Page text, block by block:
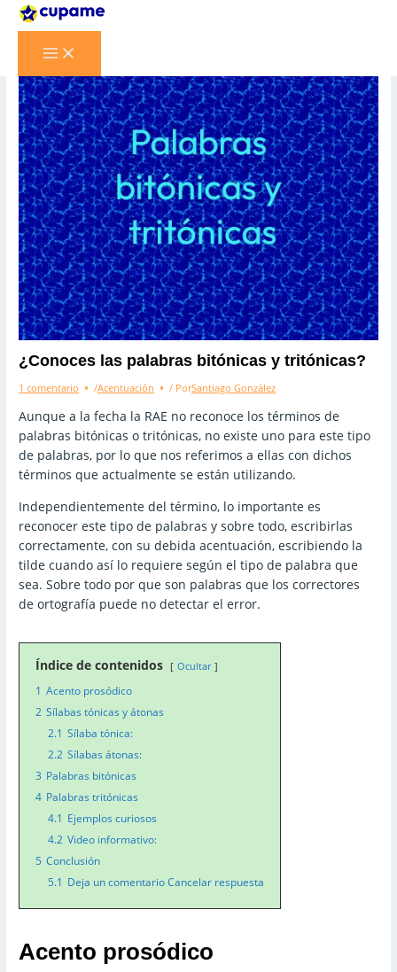
contenido
Main
Menu
¿Conoces las palabras bitónicas y tritónicas?
1 comentario /Acentuación / PorSantiago González
Aunque a la fecha la RAE no reconoce los términos de
palabras bitónicas o tritónicas, no existe uno para este tipo
de palabras, por lo que nos referimos a ellas con dichos
términos que actualmente se están utilizando.
Independientemente del término, lo importante es
reconocer este tipo de palabras y sobre todo, escribirlas
correctamente, con su debida acentuación, escribiendo la
tilde cuando así lo requiere según el tipo de palabra que
sea. Sobre todo por que son palabras que los correctores
de ortografía puede no detectar el error.
Índice de contenidos Ocultar
1 Acento prosódico
2 Sílabas tónicas y átonas
2.1 Sílaba tónica:
2.2 Sílabas átonas:
3 Palabras bitónicas
4 Palabras tritónicas
4.1 Ejemplos curiosos
4.2 Video informativo:
5 Conclusión
5.1 Deja un comentario Cancelar respuesta
Acento prosódico